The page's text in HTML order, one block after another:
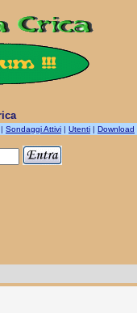
| Sondaggi Attivi | Utenti | Download